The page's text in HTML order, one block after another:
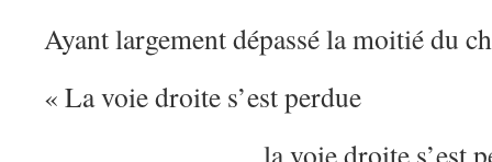
Ayant largement dépassé la moitié du
« La voie droite s’est perdue
la voie droite s’est